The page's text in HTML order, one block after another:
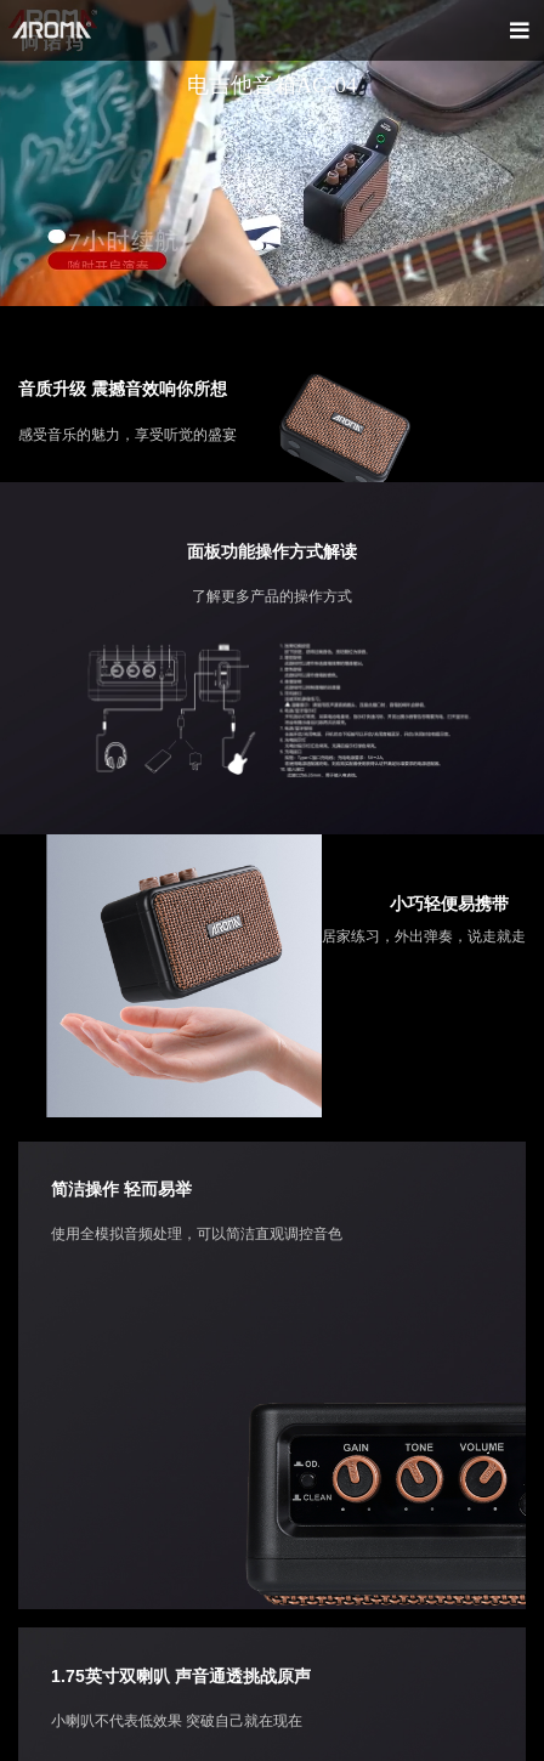
电吉他音箱AG-04
音质升级 震撼音效响你所想
感受音乐的魅力，享受听觉的盛宴
面板功能操作方式解读
了解更多产品的操作方式
小巧轻便易携带
居家练习，外出弹奏，说走就走
简洁操作 轻而易举
使用全模拟音频处理，可以简洁直观调控音色
1.75英寸双喇叭 声音通透挑战原声
小喇叭不代表低效果 突破自己就在现在